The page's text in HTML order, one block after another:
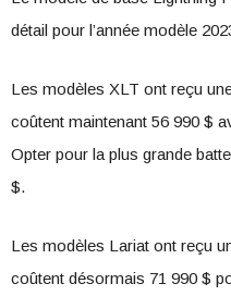
détail pour l’année modèle
Les modèles XLT ont reçu
coûtent maintenant 56 990 $
Opter pour la plus grande
$.
Les modèles Lariat ont reçu
coûtent désormais 71 990 $